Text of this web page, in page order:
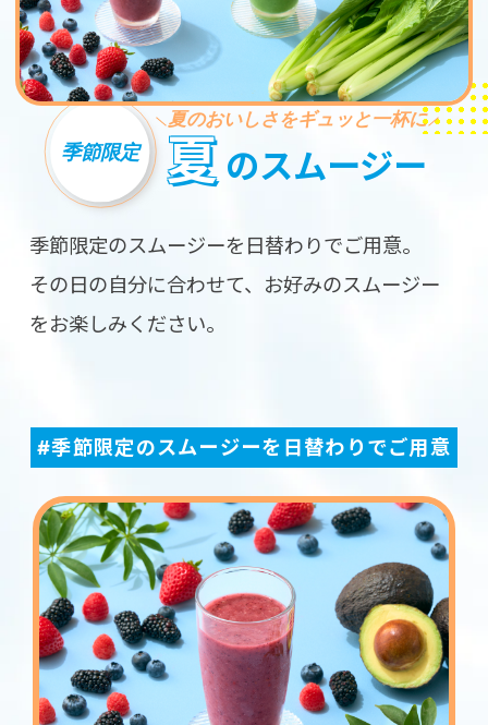
季節限定
夏のおいしさをギュッと一杯に
夏 のスムージー
季節限定のスムージーを日替わりでご用意。
その日の自分に合わせて、お好みのスムージー
をお楽しみください。
#季節限定のスムージーを日替わりでご用意